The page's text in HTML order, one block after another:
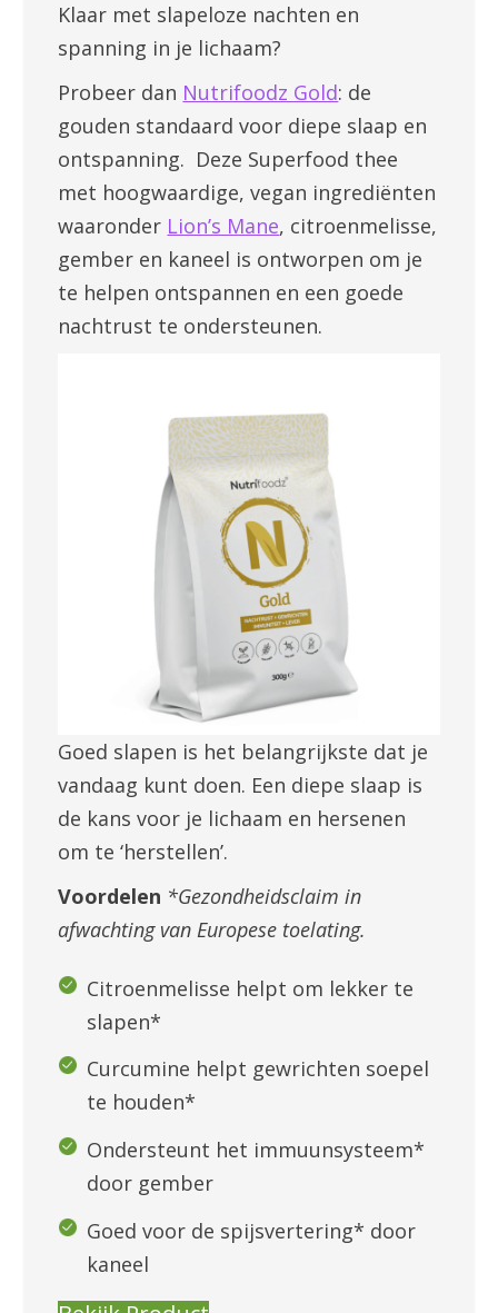
Klaar met slapeloze nachten en
spanning in je lichaam?
Probeer dan Nutrifoodz Gold: de
gouden standaard voor diepe slaap en
ontspanning. Deze Superfood thee
met hoogwaardige, vegan ingrediënten
waaronder Lion’s Mane, citroenmelisse,
gember en kaneel is ontworpen om je
te helpen ontspannen en een goede
nachtrust te ondersteunen.
Goed slapen is het belangrijkste dat je
vandaag kunt doen. Een diepe slaap is
de kans voor je lichaam en hersenen
om te ‘herstellen’.
Voordelen *Gezondheidsclaim in
afwachting van Europese toelating.
Citroenmelisse helpt om lekker te
slapen*
Curcumine helpt gewrichten soepel
te houden*
Ondersteunt het immuunsysteem*
door gember
Goed voor de spijsvertering* door
kaneel